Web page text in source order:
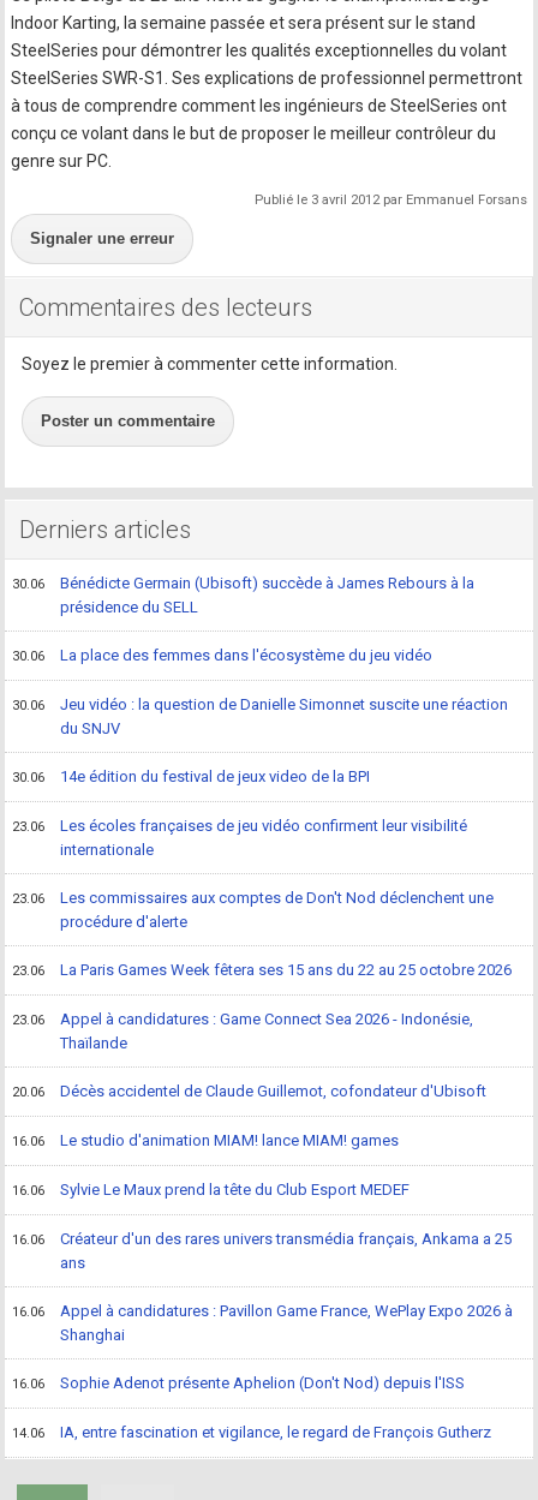
Indoor Karting, la semaine passée et sera présent sur le stand
SteelSeries pour démontrer les qualités exceptionnelles du volant
SteelSeries SWR-S1. Ses explications de professionnel permettront
à tous de comprendre comment les ingénieurs de SteelSeries ont
conçu ce volant dans le but de proposer le meilleur contrôleur du
genre sur PC.
Publié le 3 avril 2012 par Emmanuel Forsans
Signaler une erreur
Commentaires des lecteurs
Soyez le premier à commenter cette information.
Poster un commentaire
Derniers articles
30.06
Bénédicte Germain (Ubisoft) succède à James Rebours à la
présidence du SELL
30.06 La place des femmes dans l'écosystème du jeu vidéo
30.06
Jeu vidéo : la question de Danielle Simonnet suscite une réaction
du SNJV
30.06 14e édition du festival de jeux video de la BPI
23.06
Les écoles françaises de jeu vidéo confirment leur visibilité
internationale
23.06
Les commissaires aux comptes de Don't Nod déclenchent une
procédure d'alerte
23.06 La Paris Games Week fêtera ses 15 ans du 22 au 25 octobre 2026
23.06
Appel à candidatures : Game Connect Sea 2026 - Indonésie,
Thaïlande
20.06 Décès accidentel de Claude Guillemot, cofondateur d'Ubisoft
16.06 Le studio d'animation MIAM! lance MIAM! games
16.06 Sylvie Le Maux prend la tête du Club Esport MEDEF
16.06
Créateur d'un des rares univers transmédia français, Ankama a 25
ans
16.06
Appel à candidatures : Pavillon Game France, WePlay Expo 2026 à
Shanghai
16.06 Sophie Adenot présente Aphelion (Don't Nod) depuis l'ISS
14.06 IA, entre fascination et vigilance, le regard de François Gutherz